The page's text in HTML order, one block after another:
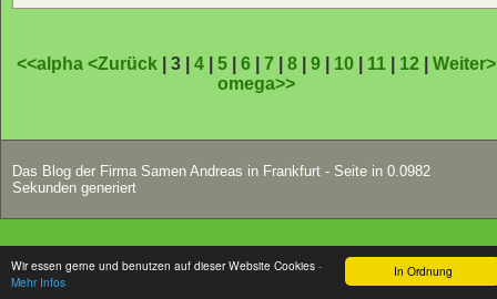
In Ordnung
Wir essen gerne und benutzen auf dieser Website Cookies -
Mehr Infos
<<alpha <Zurück | 3 | 4| 5| 6| 7 8| 9| 10| 11| 12| Weiter>
omega>>
Das Blog der Firma Samen Andreas in Frankfurt - Seite in 0.0982
Sekunden generiert